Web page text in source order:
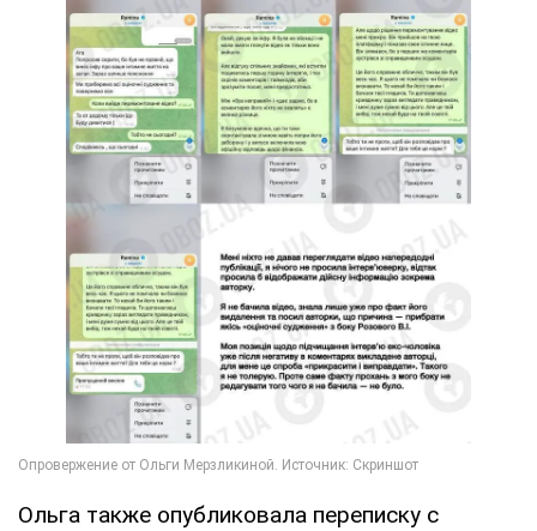
Ольга также опубликовала переписку с